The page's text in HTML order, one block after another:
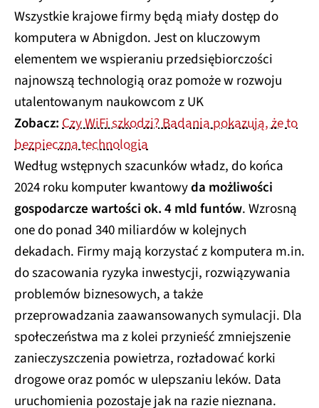
Wszystkie krajowe firmy będą miały dostęp do
komputera w Abnigdon. Jest on kluczowym
elementem we wspieraniu przedsiębiorczości
najnowszą technologią oraz pomoże w rozwoju
utalentowanym naukowcom z UK
Zobacz:Czy WiFi szkodzi? Badania pokazują, że to
bezpieczna technologia
Według wstępnych szacunków władz, do końca
2024 roku komputer kwantowyda możliwości
gospodarcze wartości ok. 4 mld funtów. Wzrosną
one do ponad 340 miliardów w kolejnych
dekadach. Firmy mają korzystać z komputera m.in.
do szacowania ryzyka inwestycji, rozwiązywania
problemów biznesowych, a także
przeprowadzania zaawansowanych symulacji. Dla
społeczeństwa ma z kolei przynieść zmniejszenie
zanieczyszczenia powietrza, rozładować korki
drogowe oraz pomóc w ulepszaniu leków. Data
uruchomienia pozostaje jak na razie nieznana.